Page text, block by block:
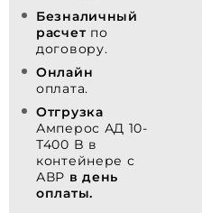
Безналичный
расчет по
договору.
Онлайн
оплата.
Отгрузка
Амперос АД 10-
Т400 B в
контейнере с
АВР в день
оплаты.